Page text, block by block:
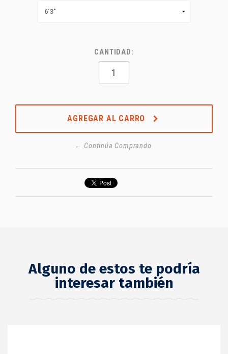
CANTIDAD:
AGREGAR AL CARRO
← Continúa Comprando
Alguno de estos te podría
interesar también